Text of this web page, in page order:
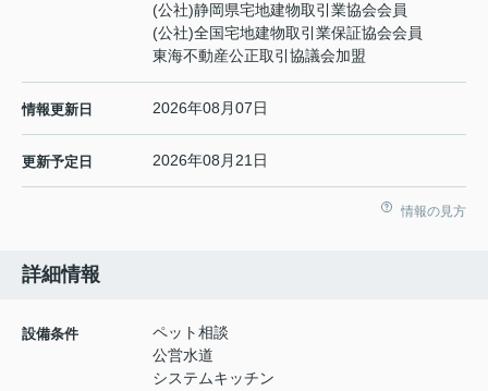
(公社)静岡県宅地建物取引業協会会員
(公社)全国宅地建物取引業保証協会会員
東海不動産公正取引協議会加盟
情報更新日 2026年08月07日
更新予定日 2026年08月21日
情報の見方
詳細情報
設備条件
ペット相談
公営水道
システムキッチン